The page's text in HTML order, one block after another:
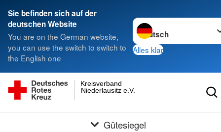
Sie befinden sich auf der
deutschen Website
You are on the German website,
you can use the switch to switch to
the English one
Sprache wechseln zu
Alles klar
Niederlausitz e.V.
Kreisverband
Gütesiegel